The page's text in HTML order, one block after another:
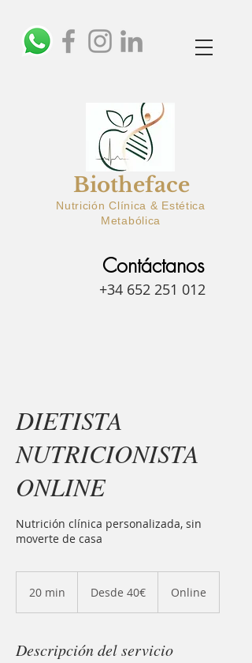
Biotheface
Nutrición Clínica & Estética
Metabólica
+34 652 251 012
Contáctanos
DIETISTA
NUTRICIONISTA
ONLINE
Nutrición clínica personalizada, sin
moverte de casa
20 min
i
Desde 40€ Online
Descripción del servicio